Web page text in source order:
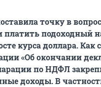
точку в
платить подоходный
курса доллара. Как
«Об окончании
по НДФЛ
доходы. В